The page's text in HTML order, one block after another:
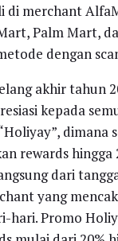
di merchant
Palm Mart,
dengan
akhir tahun
kepada
dimana
rewards hingga
dari
yang
hari. Promo